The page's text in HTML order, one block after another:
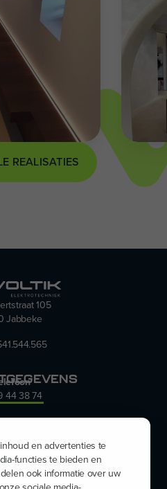
REALISATIES
en advertenties te
functies te bieden en
ook informatie over uw
105
Jabbeke
44 38 74
mail